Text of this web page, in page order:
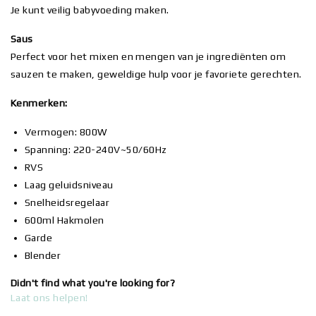
Je kunt veilig babyvoeding maken.
Saus
Perfect voor het mixen en mengen van je ingrediënten om
sauzen te maken, geweldige hulp voor je favoriete gerechten.
Kenmerken:
Vermogen: 800W
Spanning: 220-240V~50/60Hz
RVS
Laag geluidsniveau
Snelheidsregelaar
600ml Hakmolen
Garde
Blender
Didn't find what you're looking for?
Laat ons helpen!